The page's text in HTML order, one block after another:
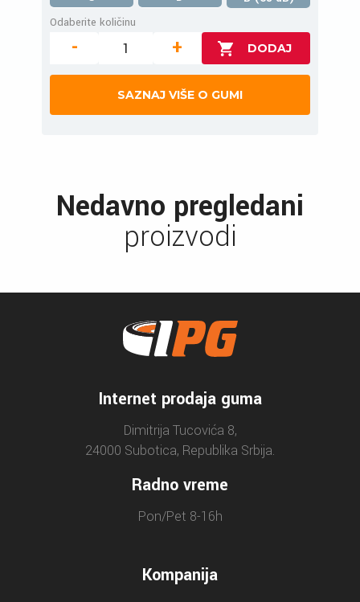
Odaberite količinu
- +
SAZNAJ VIŠE O GUMI
Nedavno pregledani
proizvodi
Internet prodaja guma
Dimitrija Tucovića 8,
24000 Subotica, Republika Srbija.
Radno vreme
Pon/Pet 8-16h
Kompanija